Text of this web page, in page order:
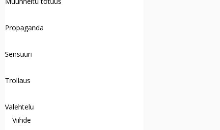
Propaganda
Sensuuri
Trollaus
Valehtelu
Viihde